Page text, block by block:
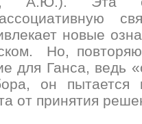
ассоциативную
новые
Но,
для Ганса, ведь
он
от принятия